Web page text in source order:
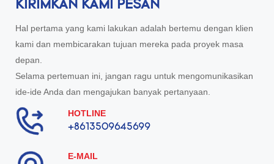
KIRIMKAN KAMI PESAN
Hal pertama yang kami lakukan adalah bertemu dengan klien
kami dan membicarakan tujuan mereka pada proyek masa
depan.
Selama pertemuan ini, jangan ragu untuk mengomunikasikan
ide-ide Anda dan mengajukan banyak pertanyaan.
HOTLINE
+8613509645699
E-MAIL